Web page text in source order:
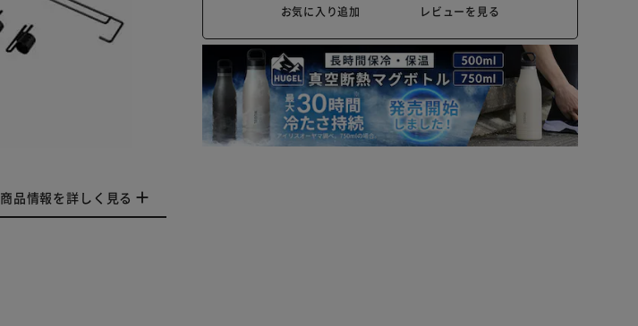
商品情報を詳しく見る
お気に入り追加 レビューを見る